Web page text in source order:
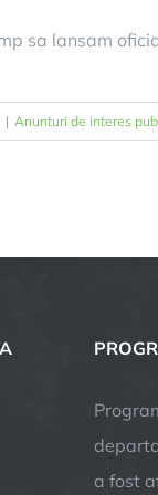
sa lansam
| Anunturi de interes
a fost